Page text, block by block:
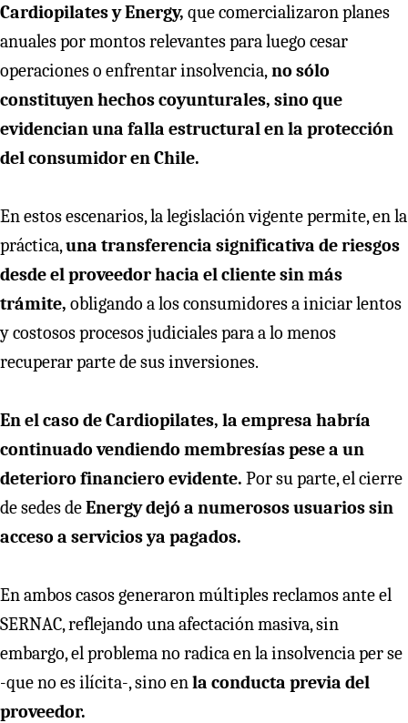
Cardiopilates y Energy, que comercializaron planes
anuales por montos relevantes para luego cesar
operaciones o enfrentar insolvencia,no sólo
constituyen hechos coyunturales, sino que
evidencian una falla estructural en la protección
del consumidor en Chile.
En estos escenarios, la legislación vigente permite, en la
práctica,una transferencia significativa de riesgos
desde el proveedor hacia el cliente sin más
trámite, obligando a los consumidores a iniciar lentos
y costosos procesos judiciales para a lo menos
recuperar parte de sus inversiones.
En el caso de Cardiopilates, la empresa habría
continuado vendiendo membresías pese a un
deterioro financiero evidente. Por su parte, el cierre
de sedes deEnergy dejó a numerosos usuarios sin
acceso a servicios ya pagados.
En ambos casos generaron múltiples reclamos ante el
SERNAC, reflejando una afectación masiva, sin
embargo, el problema no radica en la insolvencia per se
-que no es ilícita-, sino enla conducta previa del
proveedor.